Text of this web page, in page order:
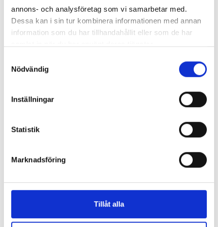
annons- och analysföretag som vi samarbetar med.
Dessa kan i sin tur kombinera informationen med annan
information som du har tillhandahållit eller som de har
Nödvändig
Inställningar
Statistik
Marknadsföring
Tillåt alla
Så mycket tjänar mediecheferna
Enorma skillnader mellan
chefredaktörerna